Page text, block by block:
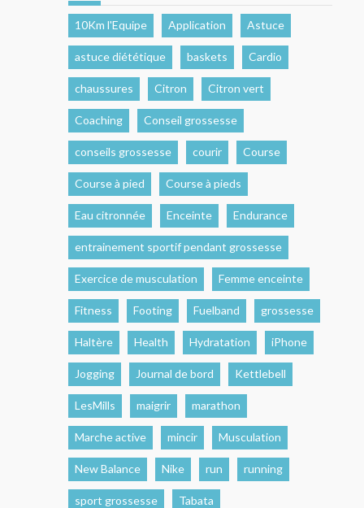
10Km l'Equipe Application Astuce
astuce diététique baskets Cardio
chaussures Citron Citron vert
Coaching Conseil grossesse
conseils grossesse courir Course
Course à pied Course à pieds
Eau citronnée Enceinte Endurance
entrainement sportif pendant grossesse
Exercice de musculation Femme enceinte
Fitness Footing Fuelband grossesse
Haltère Health Hydratation iPhone
Jogging Journal de bord Kettlebell
LesMills maigrir marathon
Marche active mincir Musculation
New Balance Nike run running
sport grossesse Tabata